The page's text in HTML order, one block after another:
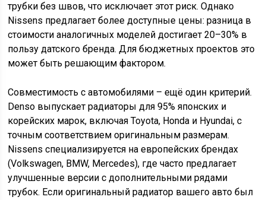
трубки без швов, что исключает этот риск. Однако
Nissens предлагает более доступные цены: разница в
стоимости аналогичных моделей достигает 20–30% в
пользу датского бренда. Для бюджетных проектов это
может быть решающим фактором.
Совместимость с автомобилями – ещё один критерий.
Denso выпускает радиаторы для 95% японских и
корейских марок, включая Toyota, Honda и Hyundai, с
точным соответствием оригинальным размерам.
Nissens специализируется на европейских брендах
(Volkswagen, BMW, Mercedes), где часто предлагает
улучшенные версии с дополнительными рядами
трубок. Если оригинальный радиатор вашего авто был